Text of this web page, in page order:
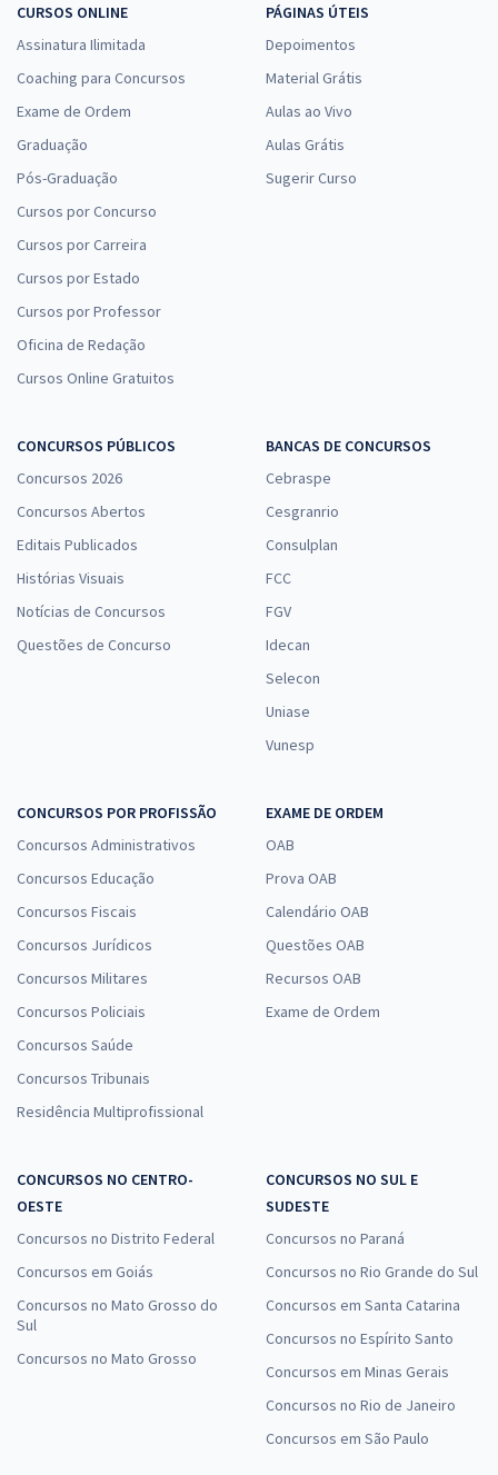
CURSOS ONLINE
Assinatura Ilimitada
Coaching para Concursos
Exame de Ordem
Graduação
Pós-Graduação
Cursos por Concurso
Cursos por Carreira
Cursos por Estado
Cursos por Professor
Oficina de Redação
Cursos Online Gratuitos
PÁGINAS ÚTEIS
Depoimentos
Material Grátis
Aulas ao Vivo
Aulas Grátis
Sugerir Curso
CONCURSOS PÚBLICOS
Concursos 2026
Concursos Abertos
Editais Publicados
Histórias Visuais
Notícias de Concursos
Questões de Concurso
BANCAS DE CONCURSOS
Cebraspe
Cesgranrio
Consulplan
FCC
FGV
Idecan
Selecon
Uniase
Vunesp
CONCURSOS POR PROFISSÃO
Concursos Administrativos
Concursos Educação
Concursos Fiscais
Concursos Jurídicos
Concursos Militares
Concursos Policiais
Concursos Saúde
Concursos Tribunais
Residência Multiprofissional
EXAME DE ORDEM
OAB
Prova OAB
Calendário OAB
Questões OAB
Recursos OAB
Exame de Ordem
CONCURSOS NO CENTRO-
OESTE
Concursos no Distrito Federal
Concursos em Goiás
Concursos no Mato Grosso do
Sul
Concursos no Mato Grosso
CONCURSOS NO SUL E
SUDESTE
Concursos no Paraná
Concursos no Rio Grande do Sul
Concursos em Santa Catarina
Concursos no Espírito Santo
Concursos em Minas Gerais
Concursos no Rio de Janeiro
Concursos em São Paulo